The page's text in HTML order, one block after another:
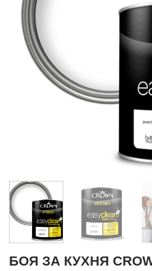
БОЯ ЗА КУХНЯ